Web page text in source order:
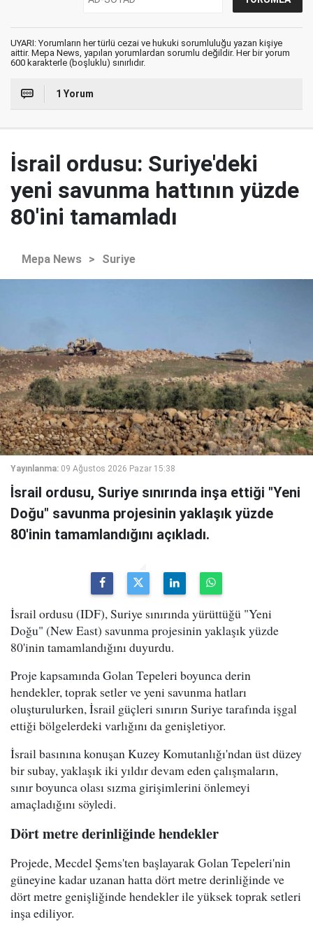
UYARI: Yorumların her türlü cezai ve hukuki sorumluluğu yazan kişiye
aittir. Mepa News, yapılan yorumlardan sorumlu değildir. Her bir yorum
600 karakterle (boşluklu) sınırlıdır.
1 Yorum
İsrail ordusu: Suriye'deki
yeni savunma hattının yüzde
80'ini tamamladı
Mepa News > Suriye
Yayınlanma: 09 Ağustos 2026 Pazar 15:38
İsrail ordusu, Suriye sınırında inşa ettiği "Yeni
Doğu" savunma projesinin yaklaşık yüzde
80'inin tamamlandığını açıkladı.
İsrail ordusu (IDF), Suriye sınırında yürüttüğü "Yeni
Doğu" (New East) savunma projesinin yaklaşık yüzde
80'inin tamamlandığını duyurdu.
Proje kapsamında Golan Tepeleri boyunca derin
hendekler, toprak setler ve yeni savunma hatları
oluşturulurken, İsrail güçleri sınırın Suriye tarafında işgal
ettiği bölgelerdeki varlığını da genişletiyor.
İsrail basınına konuşan Kuzey Komutanlığı'ndan üst düzey
bir subay, yaklaşık iki yıldır devam eden çalışmaların,
sınır boyunca olası sızma girişimlerini önlemeyi
amaçladığını söyledi.
Dört metre derinliğinde hendekler
Projede, Mecdel Şems'ten başlayarak Golan Tepeleri'nin
güneyine kadar uzanan hatta dört metre derinliğinde ve
dört metre genişliğinde hendekler ile yüksek toprak setleri
inşa ediliyor.